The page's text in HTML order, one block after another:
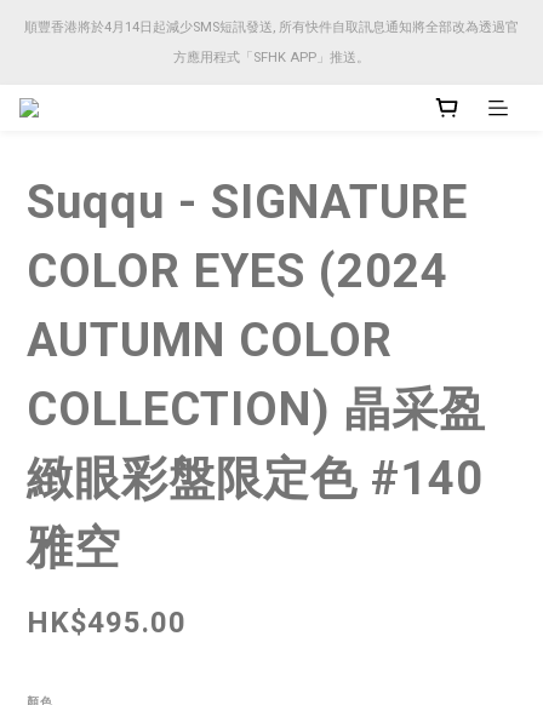
順豐香港將於4月14日起減少SMS短訊發送, 所有快件自取訊息通知將全部改為透過官
方應用程式「SFHK APP」推送。
順豐香港將於4月14日起減少SMS短訊發送, 所有快件自取訊息通知將全部改為透過官
方應用程式「SFHK APP」推送。
順豐香港將於4月14日起減少SMS短訊發送, 所有快件自取訊息通知將全部改為透過官
Suqqu - SIGNATURE
COLOR EYES (2024
AUTUMN COLOR
COLLECTION) 晶采盈
緻眼彩盤限定色 #140
雅空
HK$495.00
顏色